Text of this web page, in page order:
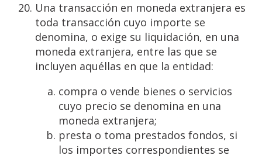
Una transacción en moneda extranjera es
toda transacción cuyo importe se
denomina, o exige su liquidación, en una
moneda extranjera, entre las que se
incluyen aquéllas en que la entidad:
compra o vende bienes o servicios
cuyo precio se denomina en una
moneda extranjera;
presta o toma prestados fondos, si
los importes correspondientes se